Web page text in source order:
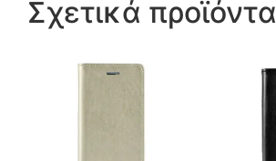
Σχετικά προϊόντα